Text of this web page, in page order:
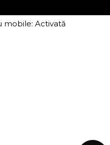
mobile: Activată